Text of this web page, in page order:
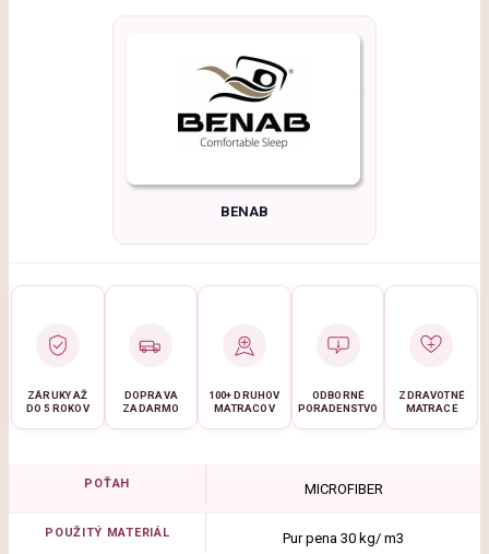
BENAB
ZÁRUKY AŽ
DO 5 ROKOV
DOPRAVA
ZADARMO
100+ DRUHOV
MATRACOV
ODBORNÉ
PORADENSTVO
ZDRAVOTNÉ
MATRACE
POŤAH MICROFIBER
POUŽITÝ MATERIÁL Pur pena 30 kg/ m3